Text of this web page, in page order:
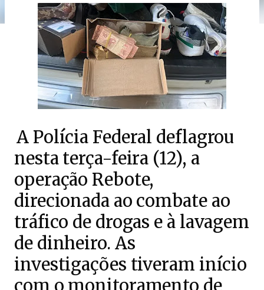
A Polícia Federal deflagrou
nesta terça-feira (12), a
operação Rebote,
direcionada ao combate ao
tráfico de drogas e à lavagem
de dinheiro. As
investigações tiveram início